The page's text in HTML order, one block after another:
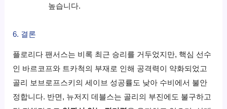
높습니다.
6. 결론
플로리다 팬서스는 비록 최근 승리를 거두었지만, 핵심 선수
인 바르코프와 트카척의 부재로 인해 공격력이 약화되었고
골리 보브로프스키의 세이브 성공률도 낮아 수비에서 불안
정합니다. 반면, 뉴저지 데블스는 골리의 부진에도 불구하고